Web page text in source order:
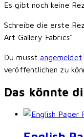
Es gibt noch keine
Schreibe die erste
Art Gallery Fabrics“
Du musstangemeldet
veröffentlichen zu
Das könnte